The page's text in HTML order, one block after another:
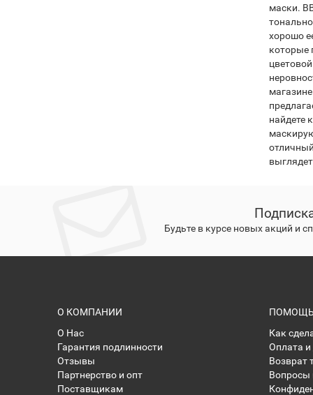
маски.
хорошо
которые
найдете
Будьте в курсе новых акций и
О КОМПАНИИ
О Нас
Гарантия подлинности
Отзывы
Партнерство и опт
Поставщикам
ПОМОЩЬ
Как
Оплата и
Возврат
Вопросы